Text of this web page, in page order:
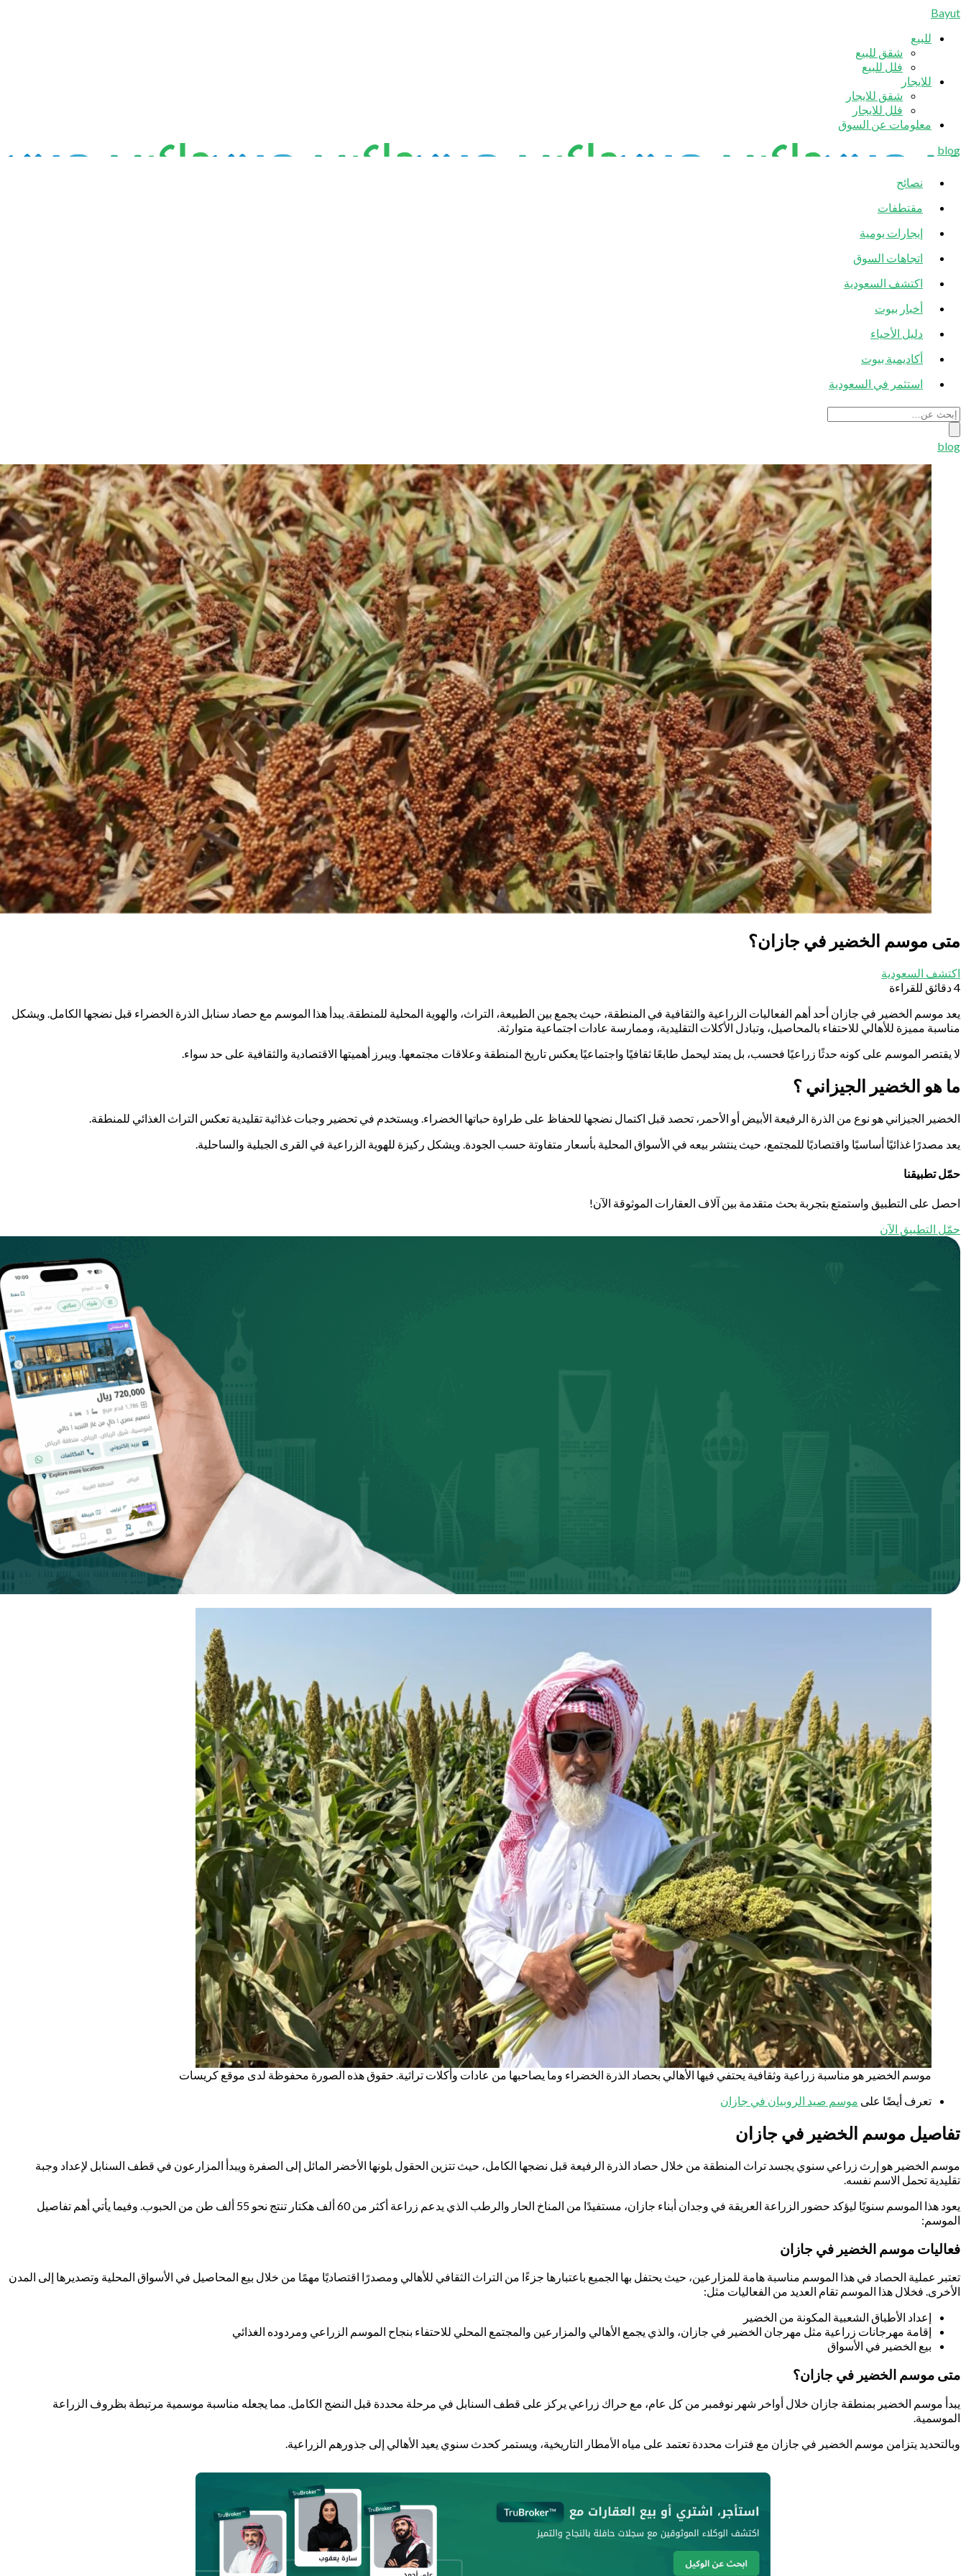
Bayut
للبيع
شقق للبيع
فلل للبيع
للايجار
شقق للايجار
فلل للايجار
معلومات عن السوق
blog
نصائح
مقتطفات
إيجارات يومية
اتجاهات السوق
اكتشف السعودية
أخبار بيوت
دليل الأحياء
أكاديمية بيوت
استثمر في السعودية
blog
متى موسم الخضير في جازان؟
اكتشف السعودية
4 دقائق للقراءة
يعد موسم الخضير في جازان أحد أهم الفعاليات الزراعية والثقافية في المنطقة، حيث يجمع بين الطبيعة، التراث، والهوية المحلية للمنطقة. يبدأ هذا الموسم مع حصاد سنابل الذرة الخضراء قبل نضجها الكامل. ويشكل
مناسبة مميزة للأهالي للاحتفاء بالمحاصيل، وتبادل الأكلات التقليدية، وممارسة عادات اجتماعية متوارثة.
لا يقتصر الموسم على كونه حدثًا زراعيًا فحسب، بل يمتد ليحمل طابعًا ثقافيًا واجتماعيًا يعكس تاريخ المنطقة وعلاقات مجتمعها. ويبرز أهميتها الاقتصادية والثقافية على حد سواء.
ما هو الخضير الجيزاني ؟
الخضير الجيزاني هو نوع من الذرة الرفيعة الأبيض أو الأحمر، تحصد قبل اكتمال نضجها للحفاظ على طراوة حباتها الخضراء. ويستخدم في تحضير وجبات غذائية تقليدية تعكس التراث الغذائي للمنطقة.
يعد مصدرًا غذائيًا أساسيًا واقتصاديًا للمجتمع، حيث ينتشر بيعه في الأسواق المحلية بأسعار متفاوتة حسب الجودة. ويشكل ركيزة للهوية الزراعية في القرى الجبلية والساحلية.
حمّل تطبيقنا
احصل على التطبيق واستمتع بتجربة بحث متقدمة بين آلاف العقارات الموثوقة الآن!
حمّل التطبيق الآن
موسم الخضير هو مناسبة زراعية وثقافية يحتفي فيها الأهالي بحصاد الذرة الخضراء وما يصاحبها من عادات وأكلات تراثية. حقوق هذه الصورة محفوظة لدى موقع كريسات
تعرف أيضًا على موسم صيد الروبيان في جازان
تفاصيل موسم الخضير في جازان
موسم الخضير هو إرث زراعي سنوي يجسد تراث المنطقة من خلال حصاد الذرة الرفيعة قبل نضجها الكامل، حيث تتزين الحقول بلونها الأخضر المائل إلى الصفرة ويبدأ المزارعون في قطف السنابل لإعداد وجبة
تقليدية تحمل الاسم نفسه.
يعود هذا الموسم سنويًا ليؤكد حضور الزراعة العريقة في وجدان أبناء جازان، مستفيدًا من المناخ الحار والرطب الذي يدعم زراعة أكثر من 60 ألف هكتار تنتج نحو 55 ألف طن من الحبوب. وفيما يأتي أهم تفاصيل
الموسم:
فعاليات موسم الخضير في جازان
تعتبر عملية الحصاد في هذا الموسم مناسبة هامة للمزارعين، حيث يحتفل بها الجميع باعتبارها جزءًا من التراث الثقافي للأهالي ومصدرًا اقتصاديًا مهمًا من خلال بيع المحاصيل في الأسواق المحلية وتصديرها إلى المدن
الأخرى. فخلال هذا الموسم تقام العديد من الفعاليات مثل:
إعداد الأطباق الشعبية المكونة من الخضير
إقامة مهرجانات زراعية مثل مهرجان الخضير في جازان، والذي يجمع الأهالي والمزارعين والمجتمع المحلي للاحتفاء بنجاح الموسم الزراعي ومردوده الغذائي
بيع الخضير في الأسواق
متى موسم الخضير في جازان؟
يبدأ موسم الخضير بمنطقة جازان خلال أواخر شهر نوفمبر من كل عام، مع حراك زراعي يركز على قطف السنابل في مرحلة محددة قبل النضج الكامل. مما يجعله مناسبة موسمية مرتبطة بظروف الزراعة
الموسمية.
وبالتحديد يتزامن موسم الخضير في جازان مع فترات محددة تعتمد على مياه الأمطار التاريخية، ويستمر كحدث سنوي يعيد الأهالي إلى جذورهم الزراعية.